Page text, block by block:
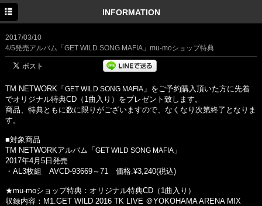
INFORMATION
2017/03/10
4/5発売アルバム「GET WILD SONG MAFIA」mu-moショップ特典
TM NETWORK「 GET WILD SONG MAFIA」をご予約購入頂いた方に先着
でオリジナル特典CD（1曲入り）をプレゼント致します。
商品、特典ともに数に限りがございますので、なくなり次第終了となりま
す。
■対象商品
TM NETWORKアルバム「 GET WILD SONG MAFIA」
2017年4月5日発売
・AL3枚組 AVCD-93669～71 価格:¥3,240(税込)
★mu-moショップ特典：オリジナル特典CD（1曲入り）
収録内容：M1.GET WILD 2016 TK LIVE ＠YOKOHAMA ARENA MIX
INFORMATION
SCHEDULE
DISCOGRAPHY
GOODS